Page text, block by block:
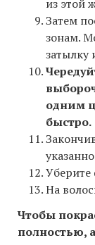
из этой
Затем
зонам.
затылку
одним
быстро.
Уберите
На
Чтобы
полностью,